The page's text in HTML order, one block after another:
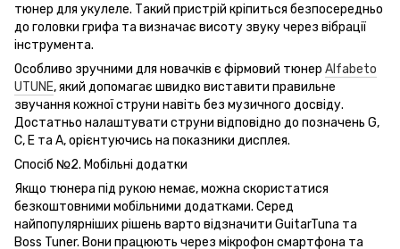
тюнер для укулеле. Такий пристрій кріпиться безпосередньо
до головки грифа та визначає висоту звуку через вібрації
інструмента.
Особливо зручними для новачків є фірмовий тюнер Alfabeto
UTUNE, який допомагає швидко виставити правильне
звучання кожної струни навіть без музичного досвіду.
Достатньо налаштувати струни відповідно до позначень G,
C, E та A, орієнтуючись на показники дисплея.
Спосіб №2. Мобільні додатки
Якщо тюнера під рукою немає, можна скористатися
безкоштовними мобільними додатками. Серед
найпопулярніших рішень варто відзначити GuitarTuna та
Boss Tuner. Вони працюють через мікрофон смартфона та